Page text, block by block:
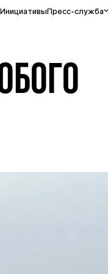
ИнициативыПресс-служба